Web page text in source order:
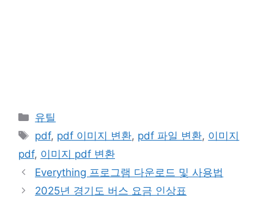
카
고
리
유틸
태
그
pdf, pdf 이미지 변환, pdf 파일 변환, 이미지
pdf, 이미지 pdf 변환
Everything 프로그램 다운로드 및 사용법
2025년 경기도 버스 요금 인상표